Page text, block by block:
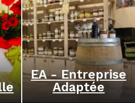
EA - Entreprise
Adaptée